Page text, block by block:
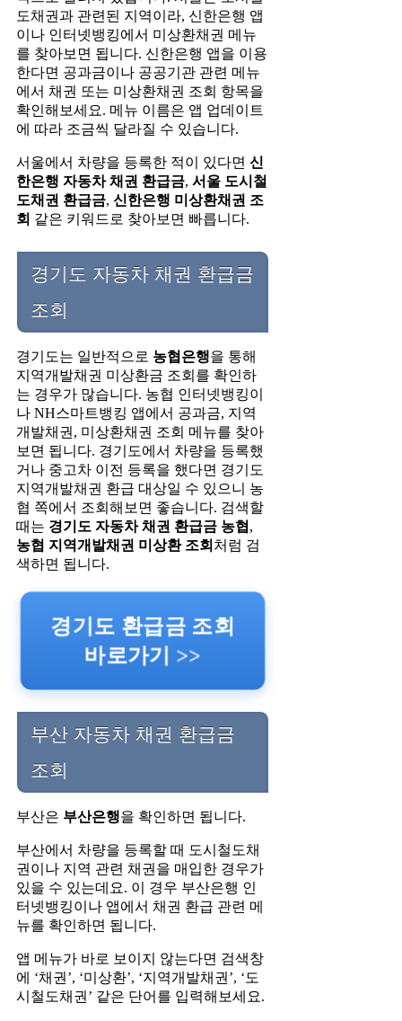
도채권과 관련된 지역이라, 신한은행 앱
이나 인터넷뱅킹에서 미상환채권 메뉴
를 찾아보면 됩니다. 신한은행 앱을 이용
한다면 공과금이나 공공기관 관련 메뉴
에서 채권 또는 미상환채권 조회 항목을
확인해보세요. 메뉴 이름은 앱 업데이트
에 따라 조금씩 달라질 수 있습니다.
서울에서 차량을 등록한 적이 있다면 신
한은행 자동차 채권 환급금, 서울 도시철
도채권 환급금, 신한은행 미상환채권 조
회 같은 키워드로 찾아보면 빠릅니다.
경기도 자동차 채권 환급금
조회
경기도는 일반적으로 농협은행을 통해
지역개발채권 미상환금 조회를 확인하
는 경우가 많습니다. 농협 인터넷뱅킹이
나 NH스마트뱅킹 앱에서 공과금, 지역
개발채권, 미상환채권 조회 메뉴를 찾아
보면 됩니다. 경기도에서 차량을 등록했
거나 중고차 이전 등록을 했다면 경기도
지역개발채권 환급 대상일 수 있으니 농
협 쪽에서 조회해보면 좋습니다. 검색할
때는 경기도 자동차 채권 환급금 농협 ,
농협 지역개발채권 미상환 조회 처럼 검
색하면 됩니다.
경기도 환급금 조회
바로가기 >>
부산 자동차 채권 환급금
조회
부산은 부산은행을 확인하면 됩니다.
부산에서 차량을 등록할 때 도시철도채
권이나 지역 관련 채권을 매입한 경우가
있을 수 있는데요. 이 경우 부산은행 인
터넷뱅킹이나 앱에서 채권 환급 관련 메
뉴를 확인하면 됩니다.
앱 메뉴가 바로 보이지 않는다면 검색창
에 ‘채권’, ‘미상환’, ‘지역개발채권’, ‘도
시철도채권’ 같은 단어를 입력해보세요.